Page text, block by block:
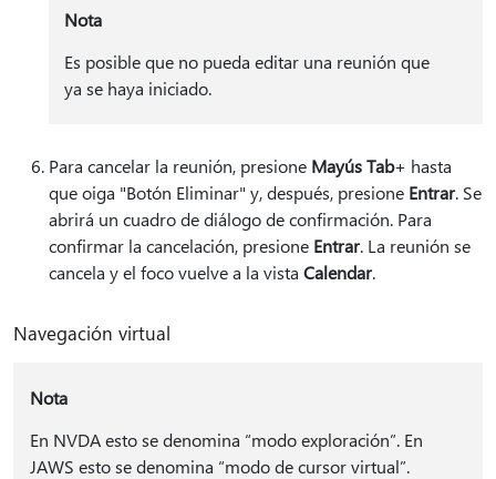
Nota
Es posible que no pueda editar una reunión que
ya se haya iniciado.
Para cancelar la reunión, presione Mayús Tab+ hasta
que oiga "Botón Eliminar" y, después, presione Entrar. Se
abrirá un cuadro de diálogo de confirmación. Para
confirmar la cancelación, presione Entrar. La reunión se
cancela y el foco vuelve a la vista Calendar.
Navegación virtual
Nota
En NVDA esto se denomina “modo exploración”. En
JAWS esto se denomina “modo de cursor virtual”.